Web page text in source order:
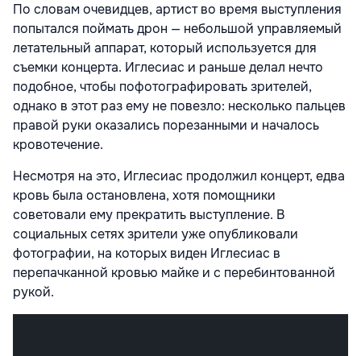
По словам очевидцев, артист во время выступления
попытался поймать дрон — небольшой управляемый
летательный аппарат, который используется для
съемки концерта. Иглесиас и раньше делал нечто
подобное, чтобы пофотографировать зрителей,
однако в этот раз ему не повезло: несколько пальцев
правой руки оказались порезанными и началось
кровотечение.
Несмотря на это, Иглесиас продолжил концерт, едва
кровь была остановлена, хотя помощники
советовали ему прекратить выступление. В
социальных сетях зрители уже опубликовали
фотографии, на которых виден Иглесиас в
перепачканной кровью майке и с перебинтованной
рукой.